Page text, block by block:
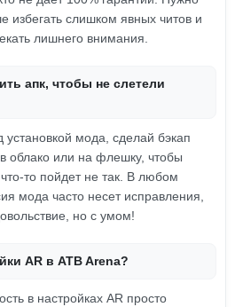
избегать слишком явных читов и
лишнего внимания.
апк, чтобы не слетели
установкой мода, сделай бэкап
облако или на флешку, чтобы
то пойдет не так. В любом
мода часто несет исправления,
но с умом!
AR в ATB Arena?
в настройках AR просто